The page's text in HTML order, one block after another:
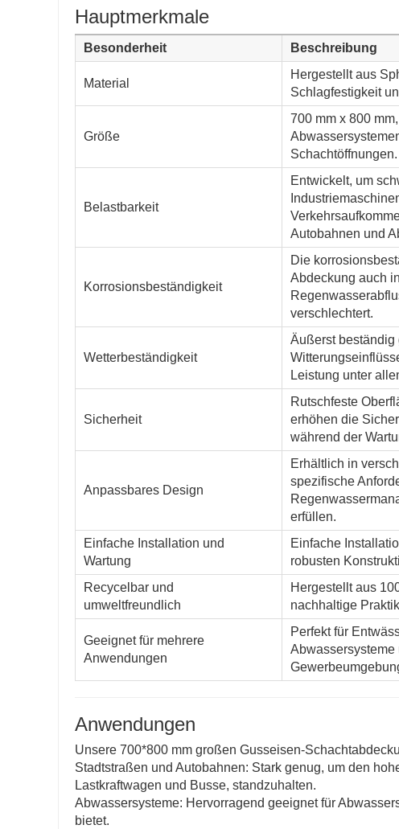
Hauptmerkmale
Besonderheit Beschreibung
Material
Hergestellt aus
Schlagfestigkeit
Größe
700 mm x 800
Schachtöffnungen.
Belastbarkeit
Entwickelt, um
Autobahnen und
Korrosionsbeständigkeit
Die
Abdeckung auch
verschlechtert.
Wetterbeständigkeit
Äußerst beständig
Leistung unter
Sicherheit
Rutschfeste
erhöhen die
während der
Anpassbares Design
Erhältlich in
spezifische
erfüllen.
Einfache Installation und
Wartung
Einfache
robusten
Recycelbar und
umweltfreundlich
Hergestellt aus
nachhaltige
Geeignet für mehrere
Anwendungen
Perfekt für
Abwassersysteme
Anwendungen
Unsere 700*800 mm großen Gusseisen-
Stadtstraßen und Autobahnen: Stark genug, um den
Lastkraftwagen und Busse, standzuhalten.
Abwassersysteme: Hervorragend geeignet für
bietet.